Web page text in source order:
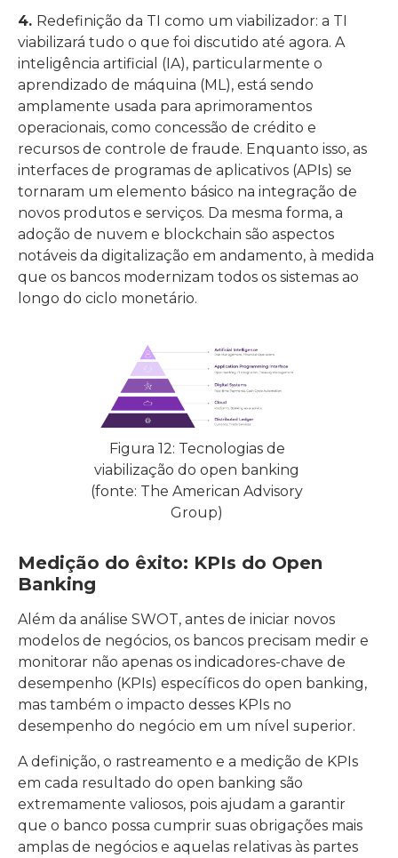
4. Redefinição da TI como um viabilizador: a TI
viabilizará tudo o que foi discutido até agora. A
inteligência artificial (IA), particularmente o
aprendizado de máquina (ML), está sendo
amplamente usada para aprimoramentos
operacionais, como concessão de crédito e
recursos de controle de fraude. Enquanto isso, as
interfaces de programas de aplicativos (APIs) se
tornaram um elemento básico na integração de
novos produtos e serviços. Da mesma forma, a
adoção de nuvem e blockchain são aspectos
notáveis da digitalização em andamento, à medida
que os bancos modernizam todos os sistemas ao
longo do ciclo monetário.
Figura 12: Tecnologias de
viabilização do open banking
(fonte: The American Advisory
Group)
Medição do êxito: KPIs do Open
Banking
Além da análise SWOT, antes de iniciar novos
modelos de negócios, os bancos precisam medir e
monitorar não apenas os indicadores-chave de
desempenho (KPIs) específicos do open banking,
mas também o impacto desses KPIs no
desempenho do negócio em um nível superior.
A definição, o rastreamento e a medição de KPIs
em cada resultado do open banking são
extremamente valiosos, pois ajudam a garantir
que o banco possa cumprir suas obrigações mais
amplas de negócios e aquelas relativas às partes